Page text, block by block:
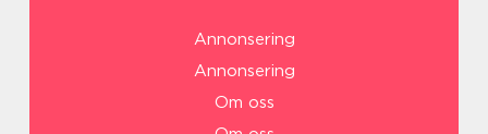
Annonsering
Annonsering
Om oss